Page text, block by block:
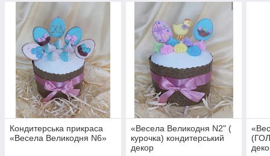
Кондитерська прикраса
«Весела Великодня N6»
«Весела Великодня N2" (
курочка) кондитерський
декор